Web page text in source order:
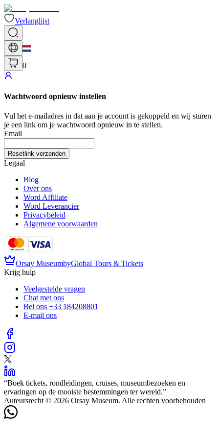
Verlanglijst
0
Wachtwoord opnieuw instellen
Vul het e-mailadres in dat aan je account is gekoppeld en wij sturen
je een link om je wachtwoord opnieuw in te stellen.
Email
Resetlink verzenden
Legaal
Blog
Over ons
Word Affiliate
Word Leverancier
Privacybeleid
Algemene voorwaarden
Orsay MuseumbyGlobal Tours & Tickets
Krijg hulp
Veelgestelde vragen
Chat met ons
Bel ons +33 184208801
E-mail ons
“Boek tickets, rondleidingen, cruises, museumbezoeken en
ervaringen op de mooiste bestemmingen ter wereld.”
Auteursrecht © 2026 Orsay Museum. Alle rechten voorbehouden